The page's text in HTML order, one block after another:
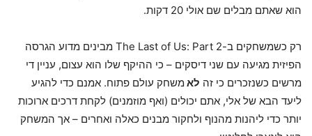
הוא שאתם מבלים שם אולי 20 דקות.
רק כשמשחקים ב-The Last of Us: Part 2 מבינים מדוע הגרסה
הפיזית מגיעה עם שני דיסקים – כי ההיקף שלו הוא עצום, עניין די
מרשים כשנזכרים כי זה לאמשחק עולם פתוח. אמנם כדי להגיע
ליעד הבא של אלי, אתם יכולים (ואף מוזמנים) לקחת דרכים ארוכות
יותר כדי ליהנות מהנוף ולחקור מבנים כאלה ואחרים – אך המשחק